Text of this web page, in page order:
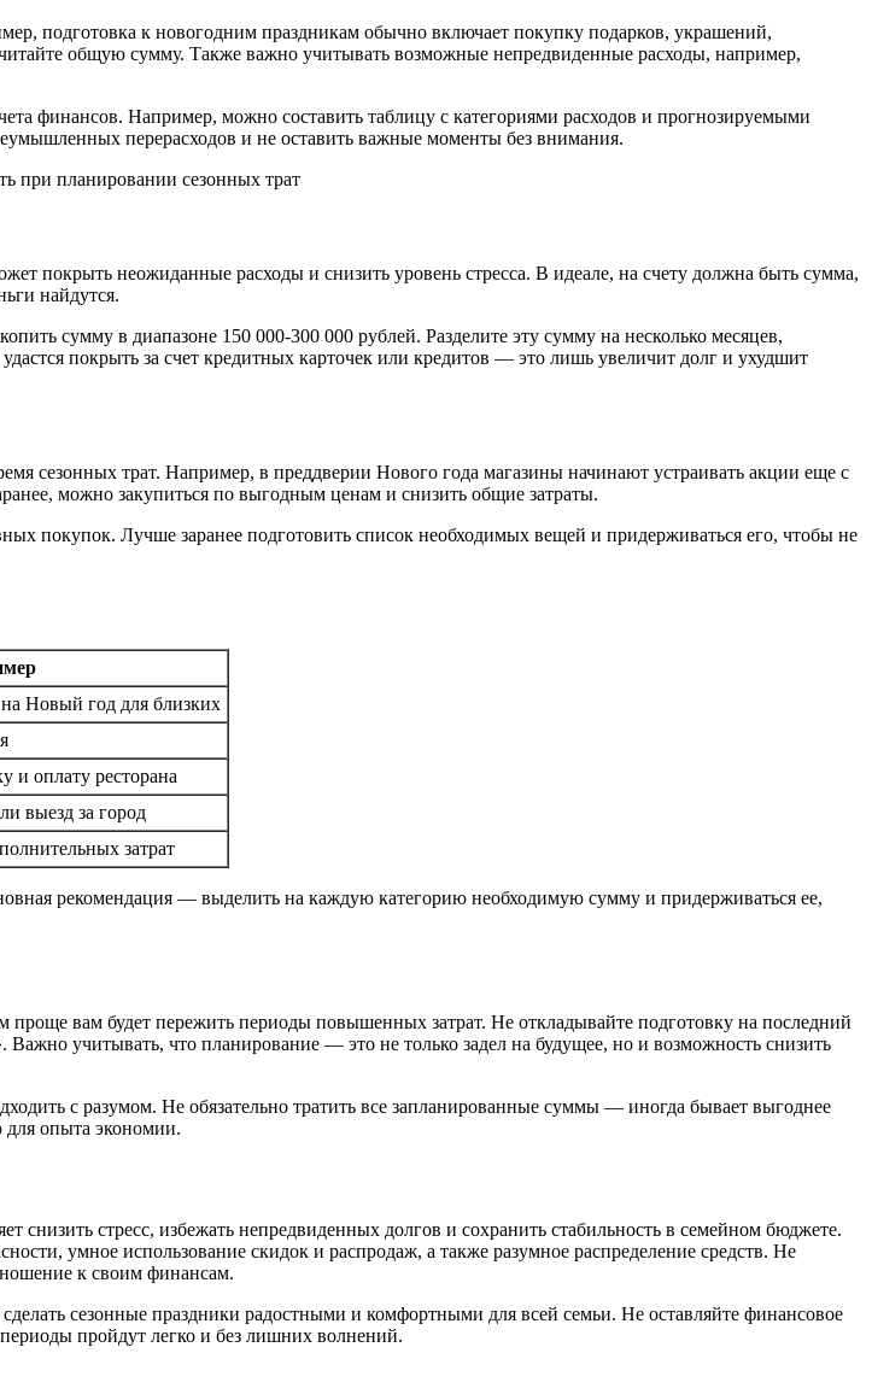
подготовка к новогодним праздникам обычно включает покупку подарков, украшений,
общую сумму. Также важно учитывать возможные непредвиденные расходы, например,
финансов. Например, можно составить таблицу с категориями расходов и прогнозируемыми
перерасходов и не оставить важные моменты без внимания.
покрыть неожиданные расходы и снизить уровень стресса. В идеале, на счету должна быть сумма,
найдутся.
сумму в диапазоне 150 000-300 000 рублей. Разделите эту сумму на несколько месяцев,
покрыть за счет кредитных карточек или кредитов — это лишь увеличит долг и ухудшит
сезонных трат. Например, в преддверии Нового года магазины начинают устраивать акции еще с
можно закупиться по выгодным ценам и снизить общие затраты.
покупок. Лучше заранее подготовить список необходимых вещей и придерживаться его, чтобы не
Новый год для близких
и оплату ресторана
выезд за город
затрат
рекомендация — выделить на каждую категорию необходимую сумму и придерживаться ее,
проще вам будет пережить периоды повышенных затрат. Не откладывайте подготовку на последний
учитывать, что планирование — это не только задел на будущее, но и возможность снизить
с разумом. Не обязательно тратить все запланированные суммы — иногда бывает выгоднее
для опыта экономии.
стресс, избежать непредвиденных долгов и сохранить стабильность в семейном бюджете.
умное использование скидок и распродаж, а также разумное распределение средств. Не
к своим финансам.
сезонные праздники радостными и комфортными для всей семьи. Не оставляйте финансовое
пройдут легко и без лишних волнений.